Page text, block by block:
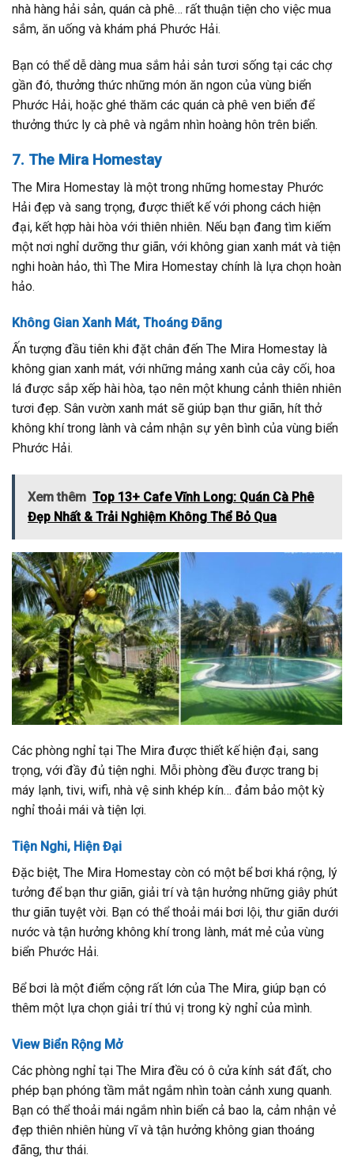
nhà hàng hải sản, quán cà phê… rất thuận tiện cho việc mua
sắm, ăn uống và khám phá Phước Hải.
Bạn có thể dễ dàng mua sắm hải sản tươi sống tại các chợ
gần đó, thưởng thức những món ăn ngon của vùng biển
Phước Hải, hoặc ghé thăm các quán cà phê ven biển để
thưởng thức ly cà phê và ngắm nhìn hoàng hôn trên biển.
7. The Mira Homestay
The Mira Homestay là một trong những homestay Phước
Hải đẹp và sang trọng, được thiết kế với phong cách hiện
đại, kết hợp hài hòa với thiên nhiên. Nếu bạn đang tìm kiếm
một nơi nghỉ dưỡng thư giãn, với không gian xanh mát và tiện
nghi hoàn hảo, thì The Mira Homestay chính là lựa chọn hoàn
hảo.
Không Gian Xanh Mát, Thoáng Đãng
Ấn tượng đầu tiên khi đặt chân đến The Mira Homestay là
không gian xanh mát, với những mảng xanh của cây cối, hoa
lá được sắp xếp hài hòa, tạo nên một khung cảnh thiên nhiên
tươi đẹp. Sân vườn xanh mát sẽ giúp bạn thư giãn, hít thở
không khí trong lành và cảm nhận sự yên bình của vùng biển
Phước Hải.
Xem thêm Top 13+ Cafe Vĩnh Long: Quán Cà Phê
Đẹp Nhất & Trải Nghiệm Không Thể Bỏ Qua
Các phòng nghỉ tại The Mira được thiết kế hiện đại, sang
trọng, với đầy đủ tiện nghi. Mỗi phòng đều được trang bị
máy lạnh, tivi, wifi, nhà vệ sinh khép kín… đảm bảo một kỳ
nghỉ thoải mái và tiện lợi.
Tiện Nghi, Hiện Đại
Đặc biệt, The Mira Homestay còn có một bể bơi khá rộng, lý
tưởng để bạn thư giãn, giải trí và tận hưởng những giây phút
thư giãn tuyệt vời. Bạn có thể thoải mái bơi lội, thư giãn dưới
nước và tận hưởng không khí trong lành, mát mẻ của vùng
biển Phước Hải.
Bể bơi là một điểm cộng rất lớn của The Mira, giúp bạn có
thêm một lựa chọn giải trí thú vị trong kỳ nghỉ của mình.
View Biển Rộng Mở
Các phòng nghỉ tại The Mira đều có ô cửa kính sát đất, cho
phép bạn phóng tầm mắt ngắm nhìn toàn cảnh xung quanh.
Bạn có thể thoải mái ngắm nhìn biển cả bao la, cảm nhận vẻ
đẹp thiên nhiên hùng vĩ và tận hưởng không gian thoáng
đãng, thư thái.